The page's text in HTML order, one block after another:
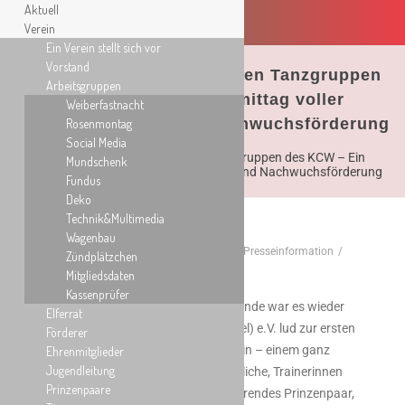
Feierliche Übergabe bei den Tanzgruppen
des KCW – Ein Nachmittag voller
Emotionen, Stolz und Nachwuchsförderung
Feierliche Übergabe bei den Tanzgruppen des KCW – Ein
Nachmittag voller Emotionen, Stolz und Nachwuchsförderung
Kai Doßmann / Presseinformation /
0Kommentare
Zum Start in das vergangenen Wochenende war es wieder
so weit: Der Karnevalsclub Werder (Havel) e.V. lud zur ersten
feierlichen Übergabe der Tanzgruppen ein – einem ganz
besonderen Moment für Kinder, Jugendliche, Trainerinnen
und Eltern. Mit dabei waren unser amtierendes Prinzenpaar,
Aktuell
Verein
Ein Verein stellt sich vor
Vorstand
Arbeitsgruppen
Weiberfastnacht
Rosenmontag
Social Media
Mundschenk
Fundus
Deko
Technik&Multimedia
Wagenbau
Zündplätzchen
Mitgliedsdaten
Kassenprüfer
Elferrat
Förderer
Ehrenmitglieder
Jugendleitung
Prinzenpaare